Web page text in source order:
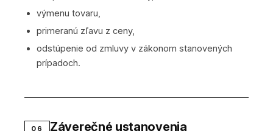
výmenu tovaru,
primeranú zľavu z ceny,
odstúpenie od zmluvy v zákonom stanovených
prípadoch.
06 Záverečné ustanovenia